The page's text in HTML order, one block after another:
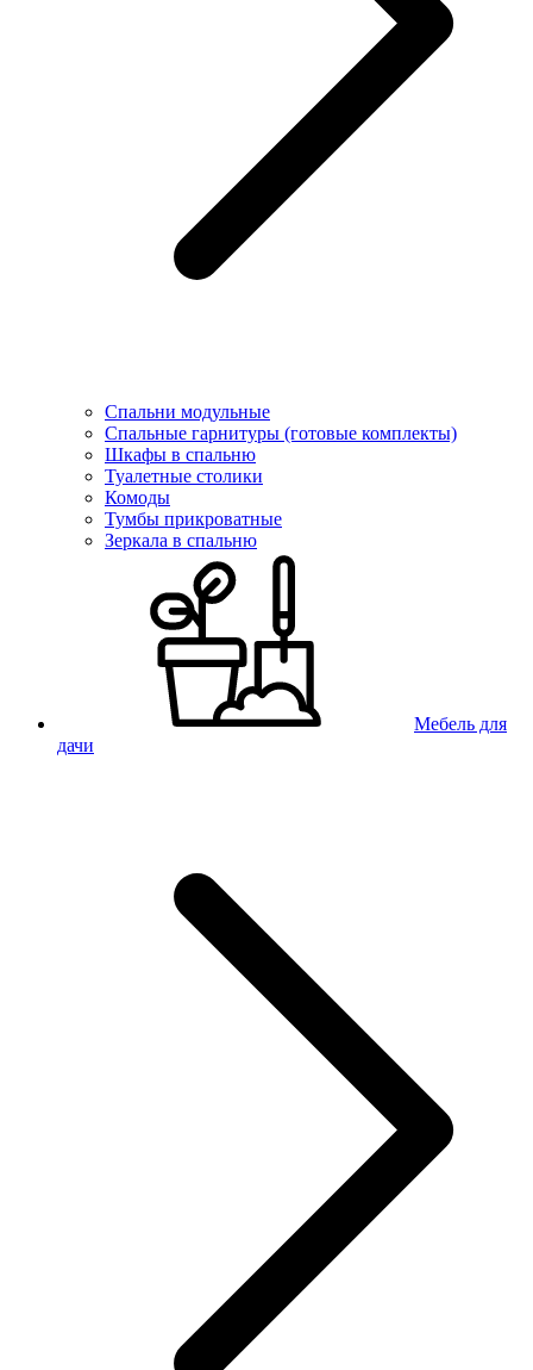
Спальни модульные
Спальные гарнитуры (готовые комплекты)
Шкафы в спальню
Туалетные столики
Комоды
Тумбы прикроватные
Зеркала в спальню
Мебель для
дачи